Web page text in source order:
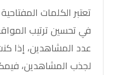
تعتبر الكلمات
في تحسين ترتيب
عدد المشاهدين، إذا
لجذب المشاهدين،